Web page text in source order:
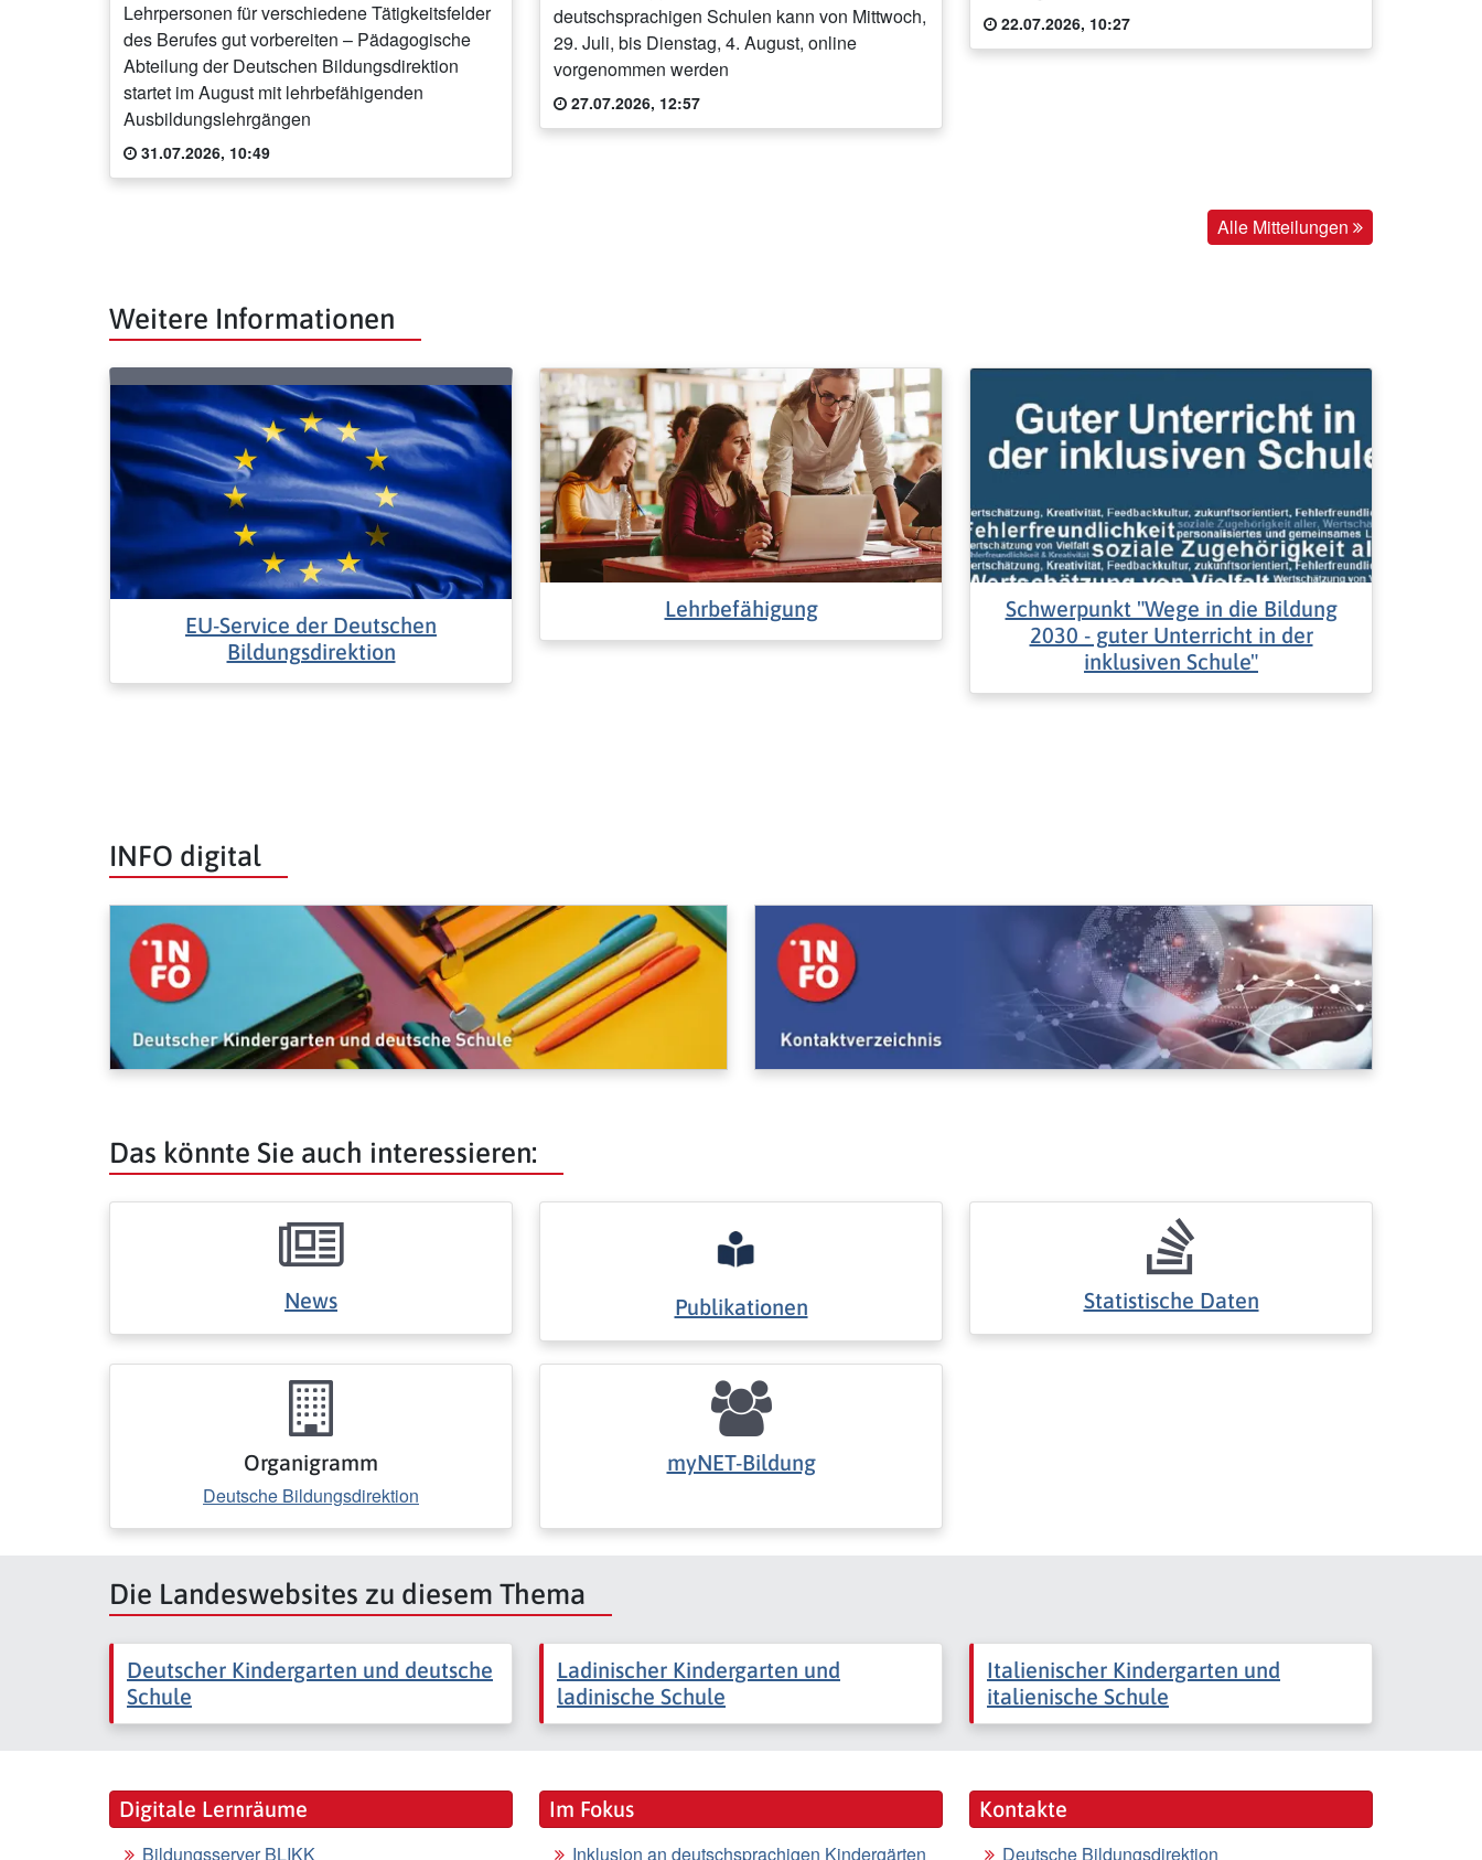
Lehrpersonen für verschiedene Tätigkeitsfelder
des Berufes gut vorbereiten – Pädagogische
Abteilung der Deutschen Bildungsdirektion
startet im August mit lehrbefähigenden
Ausbildungslehrgängen
31.07.2026, 10:49
deutschsprachigen Schulen kann von Mittwoch,
29. Juli, bis Dienstag, 4. August, online
vorgenommen werden
27.07.2026, 12:57
22.07.2026, 10:27
Alle Mitteilungen
Weitere Informationen
EU-Service der Deutschen
Bildungsdirektion
Lehrbefähigung
Schwerpunkt "Wege in die Bildung
2030 - guter Unterricht in der
inklusiven Schule"
INFO digital
Das könnte Sie auch interessieren:
News Publikationen Statistische Daten
Organigramm
Deutsche Bildungsdirektion
myNET-Bildung
Die Landeswebsites zu diesem Thema
Deutscher Kindergarten und deutsche
Schule
Ladinischer Kindergarten und
ladinische Schule
Italienischer Kindergarten und
italienische Schule
Digitale Lernräume
Bildungsserver BLIKK
Im Fokus
Inklusion an deutschsprachigen Kindergärten
Kontakte
Deutsche Bildungsdirektion